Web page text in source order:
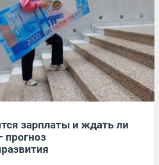
зарплаты и ждать ли
прогноз